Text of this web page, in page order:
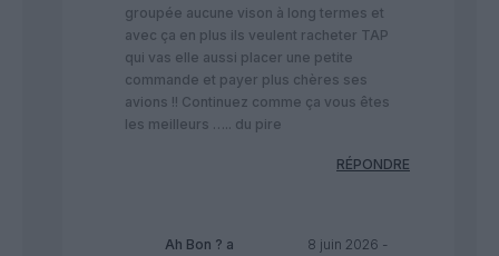
groupée aucune vison à long termes et
avec ça en plus ils veulent racheter TAP
qui vas elle aussi placer une petite
commande et payer plus chères ses
avions !! Continuez comme ça vous êtes
les meilleurs ….. du pire
RÉPONDRE
Ah Bon ? a
8 juin 2026 -